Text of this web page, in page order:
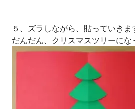
５、ズラしながら、貼っていきま
だんだん、クリスマスツリーにな